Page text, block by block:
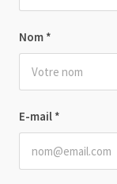
Nom *
E-mail *